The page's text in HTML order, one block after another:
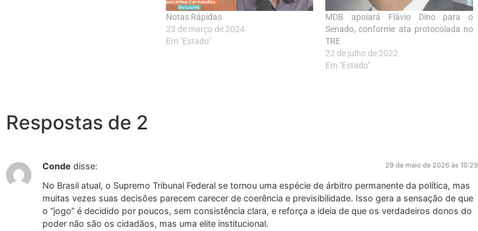
Notas Rápidas
23 de março de 2024
Em "Estado"
MDB apoiará Flávio Dino para o
Senado, conforme ata protocolada no
TRE
22 de julho de 2022
Em "Estado"
Respostas de 2
Conde disse: 29 de maio de 2026 às 10:29
No Brasil atual, o Supremo Tribunal Federal se tornou uma espécie de árbitro permanente da política, mas
muitas vezes suas decisões parecem carecer de coerência e previsibilidade. Isso gera a sensação de que
o “jogo” é decidido por poucos, sem consistência clara, e reforça a ideia de que os verdadeiros donos do
poder não são os cidadãos, mas uma elite institucional.